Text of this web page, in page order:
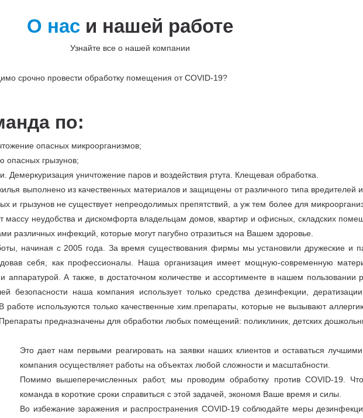
О наси нашей работе
Узнайте все о нашей компании
срочно провести обработку помещения от COVID-19?
по:
опасных микроорганизмов;
опасных грызунов;
уничтожение паров и воздействия ртута. Клещевая обработка.
выполнено из качественных материалов и защищены от различного типа вредителей
и грызунов не существует непреодолимых препятствий, а уж тем более для
неудобства и дискомфорта владельцам домов, квартир и офисных, складских
различных инфекций, которые могут пагубно отразиться на Вашем здоровье.
начиная с 2005 года. За время существования фирмы мы установили дружеские и
себя, как профессионалы. Наша организация имеет мощную-современную
А также, в достаточном количестве и ассортименте в нашем пользовании
безопасности наша компания использует только средства дезинфекции,
используются только качественные хим.препараты, которые не вызывают
предназначены для обработки любых помещений: поликлиник, детских
Это дает нам первыми реагировать на заявки наших клиентов и оставаться
компания осуществляет работы на объектах любой сложности и масштабности.
Помимо вышеперечисленных работ, мы проводим обработку против COVID-19.
команда в короткие сроки справиться с этой задачей, экономя Ваше время и силы.
Во избежание заражения и распространения COVID-19 соблюдайте меры